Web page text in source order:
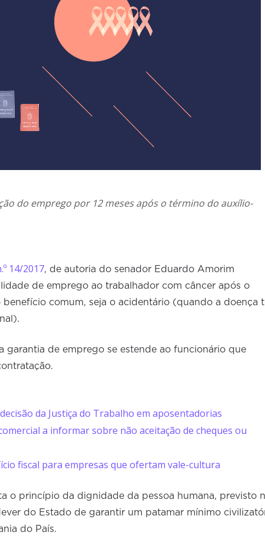
do emprego por 12 meses após o término do auxílio-
14/2017, de autoria do senador Eduardo Amorim
de emprego ao trabalhador com câncer após o
comum, seja o acidentário (quando a doença
garantia de emprego se estende ao funcionário que
da Justiça do Trabalho em aposentadorias
a informar sobre não aceitação de cheques ou
fiscal para empresas que ofertam vale-cultura
o princípio da dignidade da pessoa humana, previsto
do Estado de garantir um patamar mínimo
do País.